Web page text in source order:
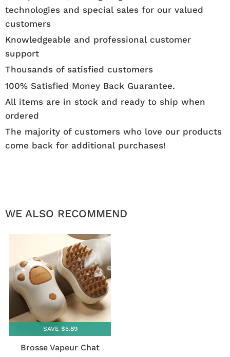
technologies and special sales for our valued
customers
Knowledgeable and professional customer
support
Thousands of satisfied customers
100% Satisfied Money Back Guarantee.
All items are in stock and ready to ship when
ordered
The majority of customers who love our products
come back for additional purchases!
WE ALSO RECOMMEND
SAVE $5.89
Brosse Vapeur Chat